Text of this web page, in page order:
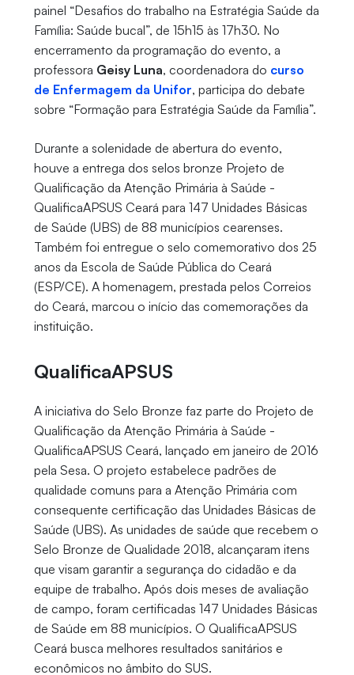
painel “Desafios do trabalho na Estratégia Saúde da
Família: Saúde bucal”, de 15h15 às 17h30. No
encerramento da programação do evento, a
professora Geisy Luna, coordenadora do curso
de Enfermagem da Unifor, participa do debate
sobre “Formação para Estratégia Saúde da Família”.
Durante a solenidade de abertura do evento,
houve a entrega dos selos bronze Projeto de
Qualificação da Atenção Primária à Saúde -
QualificaAPSUS Ceará para 147 Unidades Básicas
de Saúde (UBS) de 88 municípios cearenses.
Também foi entregue o selo comemorativo dos 25
anos da Escola de Saúde Pública do Ceará
(ESP/CE). A homenagem, prestada pelos Correios
do Ceará, marcou o início das comemorações da
instituição.
QualificaAPSUS
A iniciativa do Selo Bronze faz parte do Projeto de
Qualificação da Atenção Primária à Saúde -
QualificaAPSUS Ceará, lançado em janeiro de 2016
pela Sesa. O projeto estabelece padrões de
qualidade comuns para a Atenção Primária com
consequente certificação das Unidades Básicas de
Saúde (UBS). As unidades de saúde que recebem o
Selo Bronze de Qualidade 2018, alcançaram itens
que visam garantir a segurança do cidadão e da
equipe de trabalho. Após dois meses de avaliação
de campo, foram certificadas 147 Unidades Básicas
de Saúde em 88 municípios. O QualificaAPSUS
Ceará busca melhores resultados sanitários e
econômicos no âmbito do SUS.